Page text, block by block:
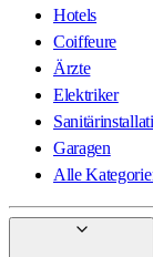
Hotels
Coiffeure
Ärzte
Elektriker
Garagen
Alle